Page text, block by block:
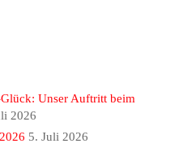
Unser Auftritt beim
2026
5. Juli 2026